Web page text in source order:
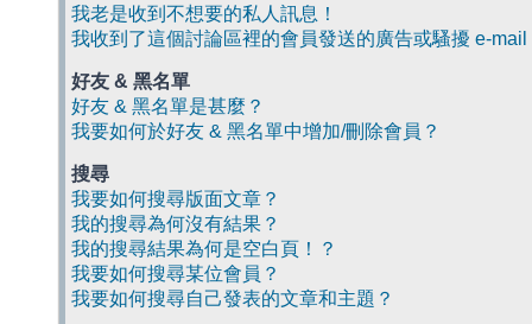
我老是收到不想要的私人訊息！
我收到了這個討論區裡的會員發送的廣告或騷擾 e-mail
好友 & 黑名單
好友 & 黑名單是甚麼？
我要如何於好友 & 黑名單中增加/刪除會員？
搜尋
我要如何搜尋版面文章？
我的搜尋為何沒有結果？
我的搜尋結果為何是空白頁！？
我要如何搜尋某位會員？
我要如何搜尋自己發表的文章和主題？